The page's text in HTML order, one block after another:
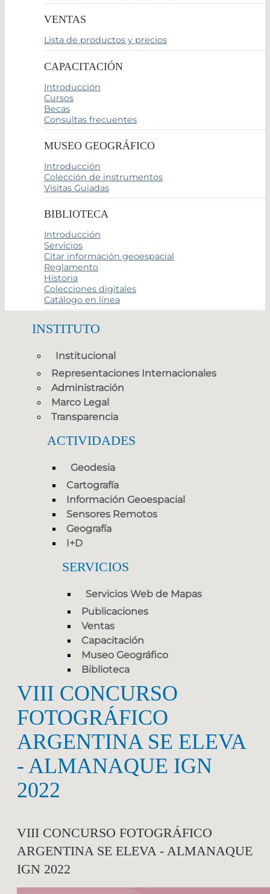
VENTAS
Lista de productos y precios
CAPACITACIÓN
Introducción
Cursos
Becas
Consultas frecuentes
MUSEO GEOGRÁFICO
Introducción
Colección de instrumentos
Visitas Guiadas
BIBLIOTECA
Introducción
Servicios
Citar información geoespacial
Reglamento
Historia
Colecciones digitales
Catálogo en línea
INSTITUTO
Institucional
Representaciones Internacionales
Administración
Marco Legal
Transparencia
ACTIVIDADES
Geodesia
Cartografía
Información Geoespacial
Sensores Remotos
Geografía
I+D
SERVICIOS
Servicios Web de Mapas
Publicaciones
Ventas
Capacitación
Museo Geográfico
Biblioteca
VIII CONCURSO
FOTOGRÁFICO
ARGENTINA SE ELEVA
- ALMANAQUE IGN
2022
VIII CONCURSO FOTOGRÁFICO
ARGENTINA SE ELEVA - ALMANAQUE
IGN 2022